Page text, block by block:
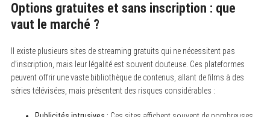
Options gratuites et sans inscription : que
vaut le marché ?
Il existe plusieurs sites de streaming gratuits qui ne nécessitent pas
d’inscription, mais leur légalité est souvent douteuse. Ces plateformes
peuvent offrir une vaste bibliothèque de contenus, allant de films à des
séries télévisées, mais présentent des risques considérables :